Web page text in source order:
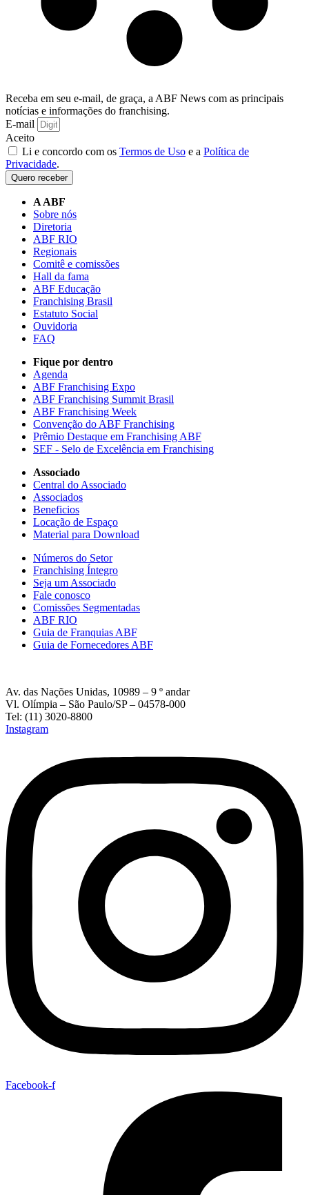
Receba em seu e-mail, de graça, a ABF News com as principais
notícias e informações do franchising.
E-mail
Aceito
Li e concordo com os Termos de Uso e a Política de
Privacidade.
Quero receber
A ABF
Sobre nós
Diretoria
ABF RIO
Regionais
Comitê e comissões
Hall da fama
ABF Educação
Franchising Brasil
Estatuto Social
Ouvidoria
FAQ
Fique por dentro
Agenda
ABF Franchising Expo
ABF Franchising Summit Brasil
ABF Franchising Week
Convenção do ABF Franchising
Prêmio Destaque em Franchising ABF
SEF - Selo de Excelência em Franchising
Associado
Central do Associado
Associados
Beneficios
Locação de Espaço
Material para Download
Números do Setor
Franchising Íntegro
Seja um Associado
Fale conosco
Comissões Segmentadas
ABF RIO
Guia de Franquias ABF
Guia de Fornecedores ABF
Av. das Nações Unidas, 10989 – 9 º andar
Vl. Olímpia – São Paulo/SP – 04578-000
Tel: (11) 3020-8800
Instagram
Facebook-f